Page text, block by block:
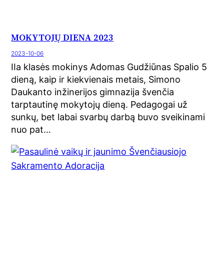
MOKYTOJŲ DIENA 2023
2023-10-06
IIa klasės mokinys Adomas Gudžiūnas Spalio 5
dieną, kaip ir kiekvienais metais, Simono
Daukanto inžinerijos gimnazija švenčia
tarptautinę mokytojų dieną. Pedagogai už
sunkų, bet labai svarbų darbą buvo sveikinami
nuo pat…